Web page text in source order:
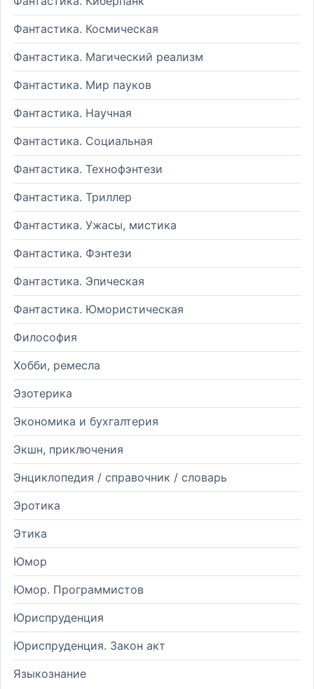
Фантастика. Космическая
Фантастика. Магический реализм
Фантастика. Мир пауков
Фантастика. Научная
Фантастика. Социальная
Фантастика. Технофэнтези
Фантастика. Триллер
Фантастика. Ужасы, мистика
Фантастика. Фэнтези
Фантастика. Эпическая
Фантастика. Юмористическая
Философия
Хобби, ремесла
Эзотерика
Экономика и бухгалтерия
Экшн, приключения
Энциклопедия / справочник / словарь
Эротика
Этика
Юмор
Юмор. Программистов
Юриспруденция
Юриспруденция. Закон акт
Языкознание